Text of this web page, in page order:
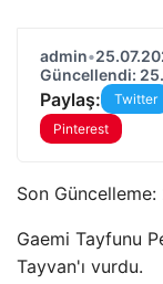
admin•
Güncellendi:
Paylaş: Twitter
Pinterest
Son Güncelleme:
Gaemi Tayfunu
Tayvan'ı vurdu.